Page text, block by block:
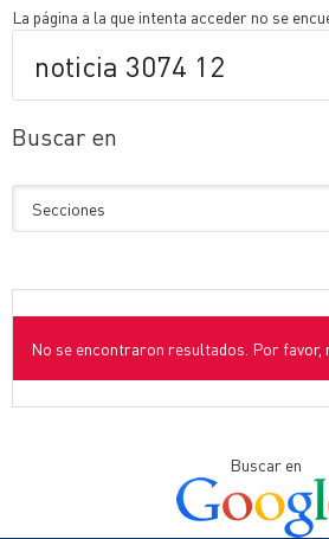
La página a la que intenta acceder no se
Buscar en
No se encontraron resultados. Por favor,
Buscar en